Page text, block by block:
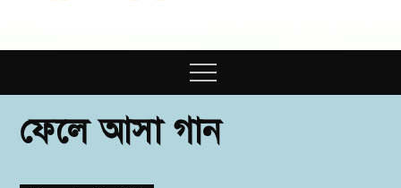
Magazine
Menu
ফেলে আসা গান